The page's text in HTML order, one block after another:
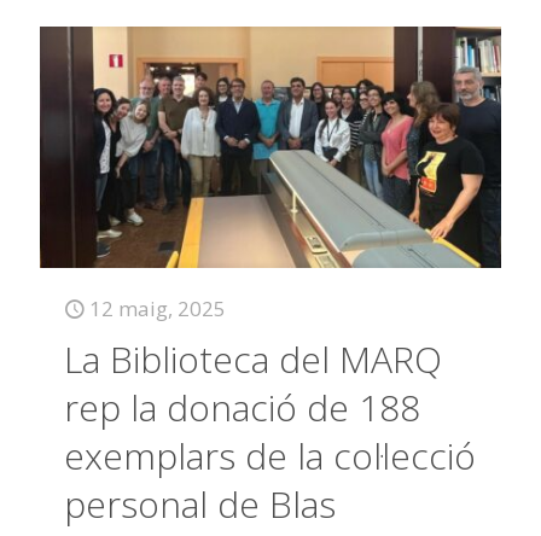
12 maig, 2025
La Biblioteca del MARQ
rep la donació de 188
exemplars de la col·lecció
personal de Blas